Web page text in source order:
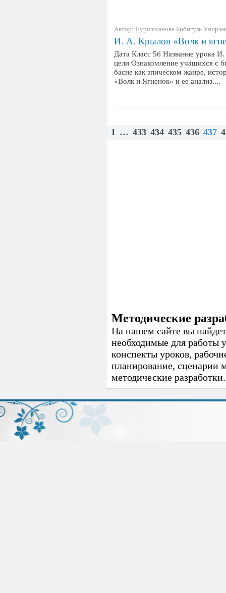
Автор: Нуршаханова Бибигуль
И. А. Крылов «Волк и
Дата Класс 5б Название урока
цели Ознакомление учащихся с
басне как эпическом жанре,
«Волк и Ягненок» и ее анализ....
1 … 433 434 435 436 437
Методические
На нашем сайте вы
необходимые для работы
конспекты уроков,
планирование, сценарии
методические разработки.